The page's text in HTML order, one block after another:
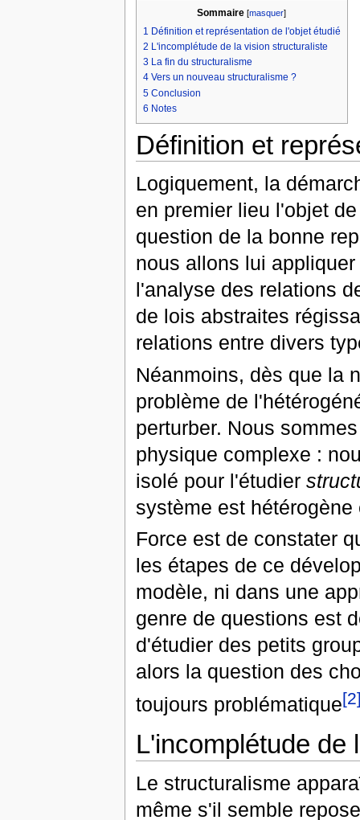
Sommaire [masquer]
1 Définition et représentation de l'objet étudié
2 L'incomplétude de la vision structuraliste
3 La fin du structuralisme
4 Vers un nouveau structuralisme ?
5 Conclusion
6 Notes
Définition et
Logiquement, la
en premier lieu l'objet
question de la bonne
nous allons lui
l'analyse des relations
de lois abstraites
relations entre divers
Néanmoins, dès que la
problème de
perturber. Nous
physique complexe :
isolé pour l'étudier
système est
Force est de constater
les étapes de ce
modèle, ni dans une
genre de questions est
d'étudier des petits
alors la question des
toujours problématique
L'incomplétude de
Le structuralisme
même s'il semble